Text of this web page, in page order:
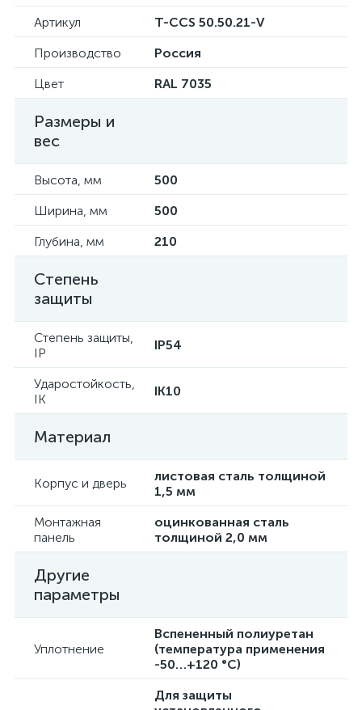
Артикул
T-CCS 50.50.21-V
Производство
Россия
Цвет
RAL 7035
Размеры и
вес
Высота, мм
500
Ширина, мм
500
Глубина, мм
210
Степень
защиты
Степень защиты,
IP
IP54
Ударостойкость,
IK
IK10
Материал
Корпус и дверь
листовая сталь толщиной
1,5 мм
Монтажная
панель
оцинкованная сталь
толщиной 2,0 мм
Другие
параметры
Уплотнение
Вспененный полиуретан
(температура применения
-50…+120 °С)
Для защиты